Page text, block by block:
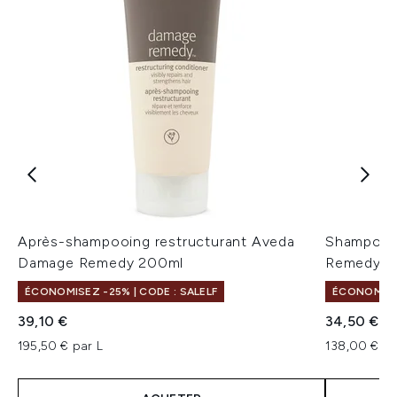
Après-shampooing restructurant Aveda
Damage Remedy 200ml
ÉCONOMISEZ -25% | CODE : SALELF
39,10 €
195,50 € par L
Remedy
34,50 €
138,00 €